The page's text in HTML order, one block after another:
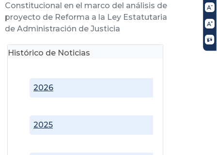
Constitucional en el marco del análisis de
proyecto de Reforma a la Ley Estatutaria
de Administración de Justicia
Histórico de Noticias
2025
2026